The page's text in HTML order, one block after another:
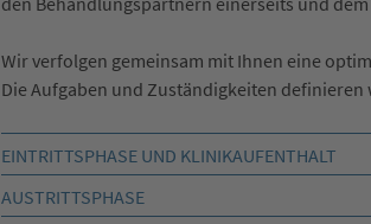
Wir verfolgen gemeinsam mit Ihnen eine
Die Aufgaben und Zuständigkeiten definieren
EINTRITTSPHASE UND KLINIKAUFENTHALT
AUSTRITTSPHASE